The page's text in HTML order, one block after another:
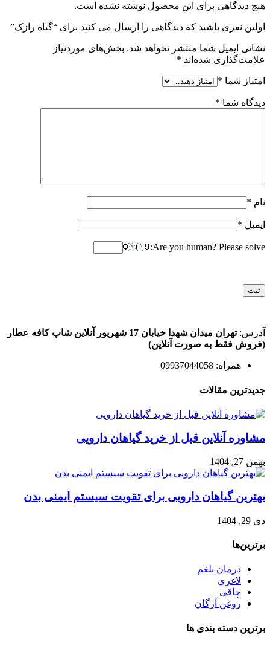
هیچ دیدگاهی برای این محصول نوشته نشده است.
اولین نفری باشید که دیدگاهی را ارسال می کنید برای “گیاه رازک”
نشانی ایمیل شما منتشر نخواهد شد. بخش‌های موردنیاز
علامت‌گذاری شده‌اند *
امتیاز شما *
دیدگاه شما *
نام *
ایمیل *
Are you human? Please solve:
آدرس:تهران میدان شهدا خیابان 17 شهریور آنلاین شاپ کافه عطار
(فروش فقط به صورت آنلاین)
همراه: 09937044058
جدیدترین مقالات
مشاوره آنلاین قبل از خرید گیاهان دارویی
بهمن 27, 1404
بهترین گیاهان دارویی برای تقویت سیستم ایمنی بدن
دی 29, 1404
برترین‌ها
درمان بلغم
لاغری
چاقی
روغن آرگان
برترین‌ دسته بندی ها